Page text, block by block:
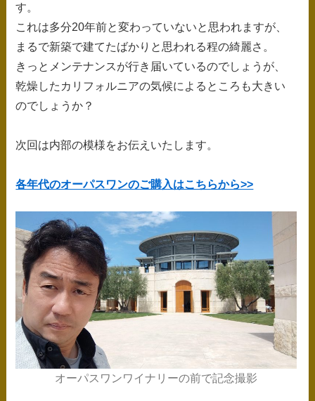
す。
これは多分20年前と変わっていないと思われますが、
まるで新築で建てたばかりと思われる程の綺麗さ。
きっとメンテナンスが行き届いているのでしょうが、
乾燥したカリフォルニアの気候によるところも大きい
のでしょうか？
次回は内部の模様をお伝えいたします。
各年代のオーパスワンのご購入はこちらから>>
オーパスワンワイナリーの前で記念撮影